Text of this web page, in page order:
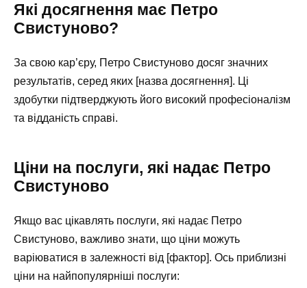
Які досягнення має Петро
Свистуново?
За свою кар’єру, Петро Свистуново досяг значних
результатів, серед яких [назва досягнення]. Ці
здобутки підтверджують його високий професіоналізм
та відданість справі.
Ціни на послуги, які надає Петро
Свистуново
Якщо вас цікавлять послуги, які надає Петро
Свистуново, важливо знати, що ціни можуть
варіюватися в залежності від [фактор]. Ось приблизні
ціни на найпопулярніші послуги: